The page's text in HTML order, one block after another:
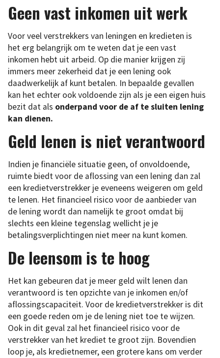
Geen vast inkomen uit werk
Voor veel verstrekkers van leningen en kredieten is
het erg belangrijk om te weten dat je een vast
inkomen hebt uit arbeid. Op die manier krijgen zij
immers meer zekerheid dat je een lening ook
daadwerkelijk af kunt betalen. In bepaalde gevallen
kan het echter ook voldoende zijn als je een eigen huis
bezit dat als onderpand voor de af te sluiten lening
kan dienen.
Geld lenen is niet verantwoord
Indien je financiële situatie geen, of onvoldoende,
ruimte biedt voor de aflossing van een lening dan zal
een kredietverstrekker je eveneens weigeren om geld
te lenen. Het financieel risico voor de aanbieder van
de lening wordt dan namelijk te groot omdat bij
slechts een kleine tegenslag wellicht je je
betalingsverplichtingen niet meer na kunt komen.
De leensom is te hoog
Het kan gebeuren dat je meer geld wilt lenen dan
verantwoord is ten opzichte van je inkomen en/of
aflossingscapaciteit. Voor de kredietverstrekker is dit
een goede reden om je de lening niet toe te wijzen.
Ook in dit geval zal het financieel risico voor de
verstrekker van het krediet te groot zijn. Bovendien
loop je, als kredietnemer, een grotere kans om verder